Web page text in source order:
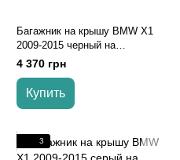
Багажник на крышу BMW X1
2009-2015 черный на
интегрированные рейлинги
4 370 грн
Купить
3